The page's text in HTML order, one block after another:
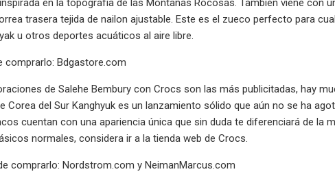
trasera tejida de nailon ajustable. Este es el zueco perfecto para
u otros deportes acuáticos al aire libre.
comprarlo: Bdgastore.com
de Salehe Bembury con Crocs son las más publicitadas, hay
Corea del Sur Kanghyuk es un lanzamiento sólido que aún no se ha
cuentan con una apariencia única que sin duda te diferenciará de la
normales, considera ir a la tienda web de Crocs.
comprarlo: Nordstrom.com y NeimanMarcus.com